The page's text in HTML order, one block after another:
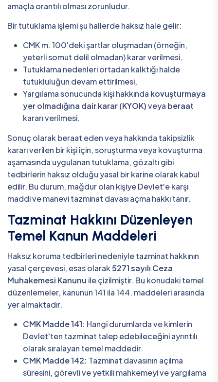
amaçla orantılı olması zorunludur.
Bir tutuklama işlemi şu hallerde haksız hale gelir:
CMK m. 100'deki şartlar oluşmadan (örneğin,
yeterli somut delil olmadan) karar verilmesi,
Tutuklama nedenleri ortadan kalktığı halde
tutukluluğun devam ettirilmesi,
Yargılama sonucunda kişi hakkında kovuşturmaya
yer olmadığına dair karar (KYOK)veya beraat
kararı verilmesi.
Sonuç olarak beraat eden veya hakkında takipsizlik
kararı verilen bir kişi için, soruşturma veya kovuşturma
aşamasında uygulanan tutuklama, gözaltı gibi
tedbirlerin haksız olduğu yasal bir karine olarak kabul
edilir. Bu durum, mağdur olan kişiye Devlet'e karşı
maddi ve manevi tazminat davası açma hakkı tanır.
Tazminat Hakkını Düzenleyen
Temel Kanun Maddeleri
Haksız koruma tedbirleri nedeniyle tazminat hakkının
yasal çerçevesi, esas olarak5271 sayılı Ceza
Muhakemesi Kanunu ile çizilmiştir. Bu konudaki temel
düzenlemeler, kanunun 141 ila 144. maddeleri arasında
yer almaktadır.
CMK Madde 141: Hangi durumlarda ve kimlerin
Devlet'ten tazminat talep edebileceğini ayrıntılı
olarak sıralayan temel maddedir.
CMK Madde 142: Tazminat davasının açılma
süresini, görevli ve yetkili mahkemeyi ve yargılama